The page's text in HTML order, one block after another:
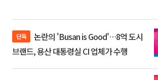
단독
브랜드, 용산 대통령실 CI 업체가 수행